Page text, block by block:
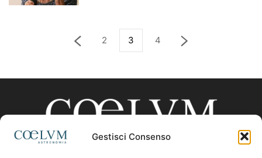
Gestisci Consenso
2 3 4